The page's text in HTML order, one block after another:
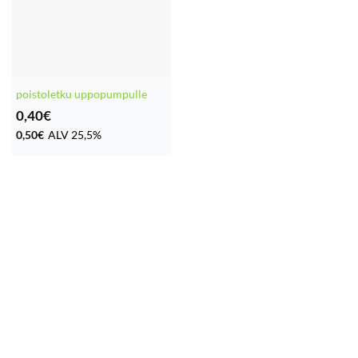
poistoletku uppopumpulle
0,40€
0,50€ ALV 25,5%